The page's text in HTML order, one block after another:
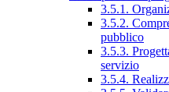
3.5.1.
3.5.2.
pubblico
3.5.3.
servizio
3.5.4.